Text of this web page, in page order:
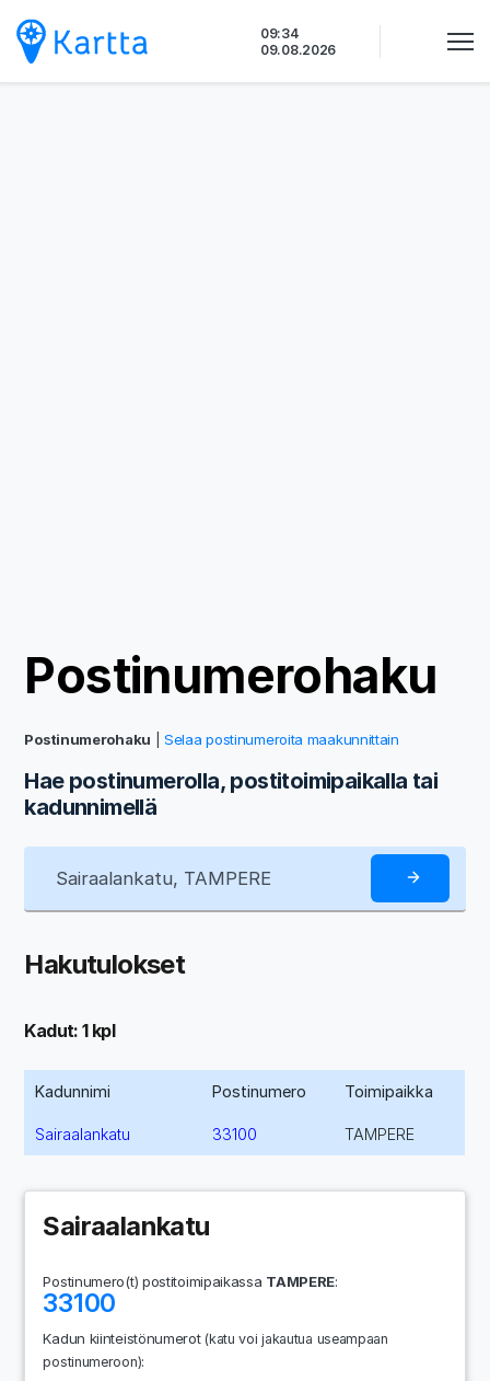
sisältöön
09:34
09.08.2026
Postinumerohaku
Postinumerohaku |Selaa postinumeroita maakunnittain
Hae postinumerolla, postitoimipaikalla tai
kadunnimellä
Hakutulokset
Kadut: 1 kpl
Kadunnimi Postinumero Toimipaikka
Sairaalankatu 33100 TAMPERE
Sairaalankatu
Postinumero(t) postitoimipaikassa TAMPERE:
33100
Kadun kiinteistönumerot(katu voi jakautua useampaan
postinumeroon):